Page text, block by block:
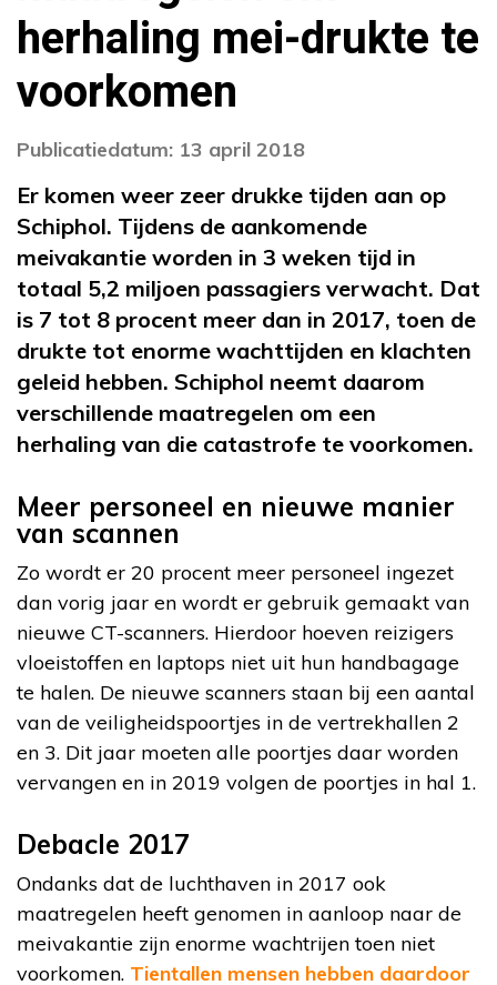
herhaling mei-drukte te
voorkomen
Publicatiedatum: 13 april 2018
Er komen weer zeer drukke tijden aan op
Schiphol. Tijdens de aankomende
meivakantie worden in 3 weken tijd in
totaal 5,2 miljoen passagiers verwacht. Dat
is 7 tot 8 procent meer dan in 2017, toen de
drukte tot enorme wachttijden en klachten
geleid hebben. Schiphol neemt daarom
verschillende maatregelen om een
herhaling van die catastrofe te voorkomen.
Meer personeel en nieuwe manier
van scannen
Zo wordt er 20 procent meer personeel ingezet
dan vorig jaar en wordt er gebruik gemaakt van
nieuwe CT-scanners. Hierdoor hoeven reizigers
vloeistoffen en laptops niet uit hun handbagage
te halen. De nieuwe scanners staan bij een aantal
van de veiligheidspoortjes in de vertrekhallen 2
en 3. Dit jaar moeten alle poortjes daar worden
vervangen en in 2019 volgen de poortjes in hal 1.
Debacle 2017
Ondanks dat de luchthaven in 2017 ook
maatregelen heeft genomen in aanloop naar de
meivakantie zijn enorme wachtrijen toen niet
voorkomen. Tientallen mensen hebben daardoor